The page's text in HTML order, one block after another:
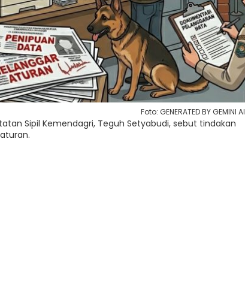
Foto: GENERATED BY GEMINI AI
Sipil Kemendagri, Teguh Setyabudi, sebut tindakan